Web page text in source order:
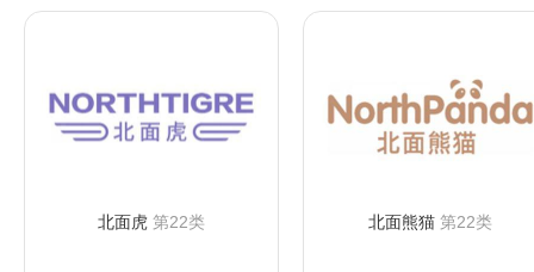
北面虎 第22类 北面熊猫 第22类